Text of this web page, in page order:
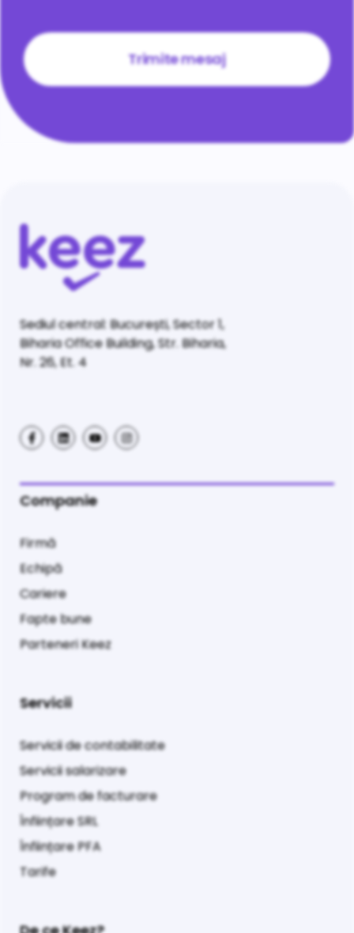
Sediul central: București, Sector 1,
Biharia Office Building, Str. Biharia,
Nr. 26, Et. 4
Companie
Firmă
Echipă
Cariere
Fapte bune
Parteneri Keez
Servicii
Servicii de contabilitate
Servicii salarizare
Program de facturare
Înființare SRL
Înființare PFA
Tarife